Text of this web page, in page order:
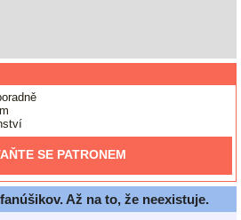
SE PATRONEM
Až na to, že neexistuje.